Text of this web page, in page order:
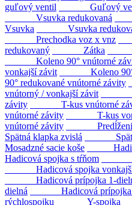
guľový ventil
Guľový
Vsuvka redukovaná
Vsuvka
Vsuvka
Prechodka voz x vnz
redukovaný
Zátka
Koleno 90° vnútorné
vonkajší závit
Koleno 90°
90° redukované vnútorné závity
vnútorný / vonkajší závit
závity
T-kus vnútorné
vnútorné závity
T-kus
vnútorné závity
Predĺženie
Spätná klapka zvislá
Spätná
Mosadzné sacie koše
Hadicová spojka s tŕňom
Hadicová spojka vonkajší
Hadicová prípojka 1-
dielná
Hadicová prípojka
rýchlospojku
Y-spojka